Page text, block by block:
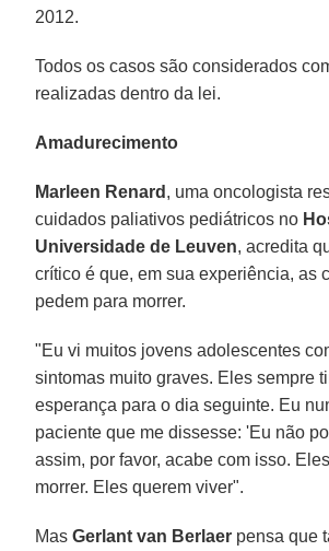
2012.
Todos os casos são considerados
realizadas dentro da lei.
Amadurecimento
Marleen Renard , uma oncologista
cuidados paliativos pediátricos no
Universidade de Leuven, acredita
crítico é que, em sua experiência, as
pedem para morrer.
"Eu vi muitos jovens adolescentes
sintomas muito graves. Eles sempre
esperança para o dia seguinte. Eu
paciente que me dissesse: 'Eu não
assim, por favor, acabe com isso.
morrer. Eles querem viver".
MasGerlant van Berlaer pensa que